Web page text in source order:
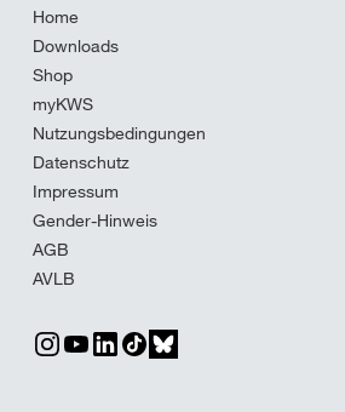
Home
Downloads
Shop
myKWS
Nutzungsbedingungen
Datenschutz
Impressum
Gender-Hinweis
AGB
AVLB